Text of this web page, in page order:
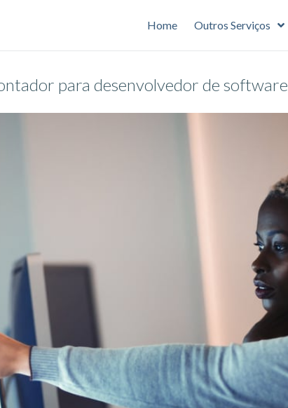
Home Outros Serviços
para desenvolvedor de software